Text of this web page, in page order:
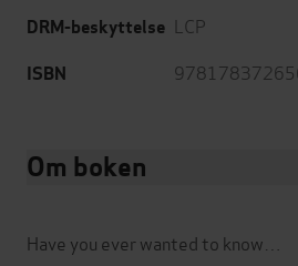
DRM-beskyttelse LCP
ISBN
Om boken
Have you ever wanted to know…